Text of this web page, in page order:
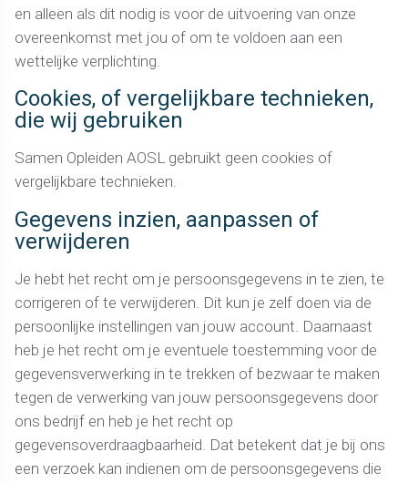
en alleen als dit nodig is voor de uitvoering van onze
overeenkomst met jou of om te voldoen aan een
wettelijke verplichting.
Cookies, of vergelijkbare technieken,
die wij gebruiken
Samen Opleiden AOSL gebruikt geen cookies of
vergelijkbare technieken.
Gegevens inzien, aanpassen of
verwijderen
Je hebt het recht om je persoonsgegevens in te zien, te
corrigeren of te verwijderen. Dit kun je zelf doen via de
persoonlijke instellingen van jouw account. Daarnaast
heb je het recht om je eventuele toestemming voor de
gegevensverwerking in te trekken of bezwaar te maken
tegen de verwerking van jouw persoonsgegevens door
ons bedrijf en heb je het recht op
gegevensoverdraagbaarheid. Dat betekent dat je bij ons
een verzoek kan indienen om de persoonsgegevens die